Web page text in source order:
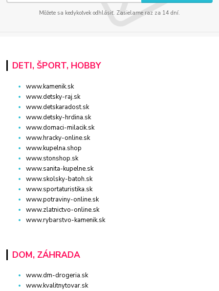
Môžete sa kedykoľvek odhlásiť. Zasielame raz za 14 dní.
DETI, ŠPORT, HOBBY
www.kamenik.sk
www.detsky-raj.sk
www.detskaradost.sk
www.detsky-hrdina.sk
www.domaci-milacik.sk
www.hracky-online.sk
www.kupelna.shop
www.stonshop.sk
www.sanita-kupelne.sk
www.skolsky-batoh.sk
www.sportaturistika.sk
www.potraviny-online.sk
www.zlatnictvo-online.sk
www.rybarstvo-kamenik.sk
DOM, ZÁHRADA
www.dm-drogeria.sk
www.kvalitnytovar.sk